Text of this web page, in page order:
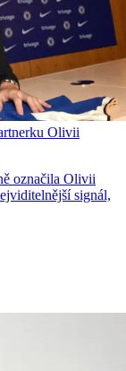
Olivii
označila Olivii
signál,